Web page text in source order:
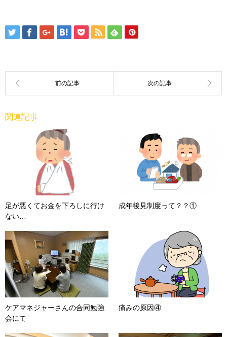
関連記事
足が悪くてお金を下ろしに行け
ない…
成年後見制度って？？①
ケアマネジャーさんの合同勉強
会にて
痛みの原因④